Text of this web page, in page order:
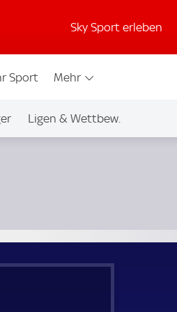
Sky Sport erleben
Sport Mehr
Ligen & Wettbew.